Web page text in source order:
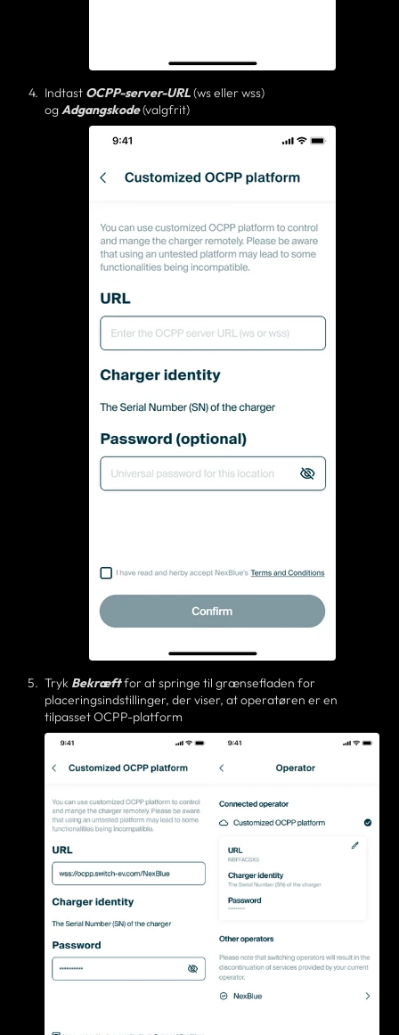
Indtast OCPP-server-URL(ws eller wss)
og Adgangskode(valgfrit)
Tryk Bekræftfor at springe til grænsefladen for
placeringsindstillinger, der viser, at operatøren er en
tilpasset OCPP-platform